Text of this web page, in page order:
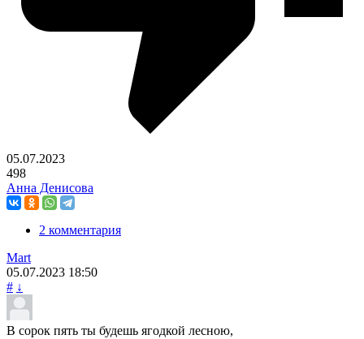
05.07.2023
498
Анна Денисова
2 комментария
Mart
05.07.2023 18:50
# ↓
В сорок пять ты будешь ягодкой лесною,